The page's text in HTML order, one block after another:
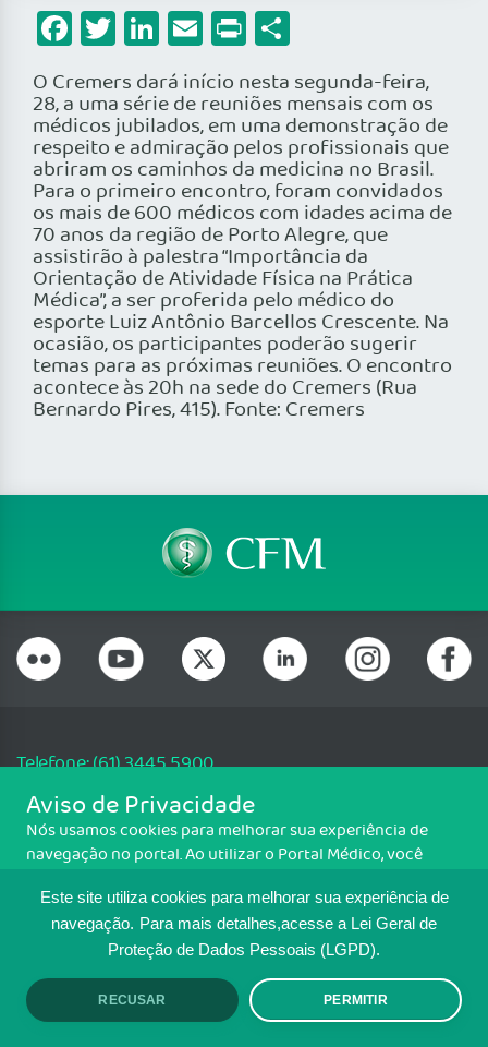
Este site utiliza cookies para melhorar sua experiência de
navegação. Para mais detalhes,acesse a Lei Geral de
Proteção de Dados Pessoais (LGPD).
RECUSAR PERMITIR
Facebook
Twitter
LinkedIn
Email
Print
O Cremers dará início nesta segunda-feira,
28, a uma série de reuniões mensais com os
médicos jubilados, em uma demonstração de
respeito e admiração pelos profissionais que
abriram os caminhos da medicina no Brasil.
Para o primeiro encontro, foram convidados
os mais de 600 médicos com idades acima de
70 anos da região de Porto Alegre, que
assistirão à palestra “Importância da
Orientação de Atividade Física na Prática
Médica”, a ser proferida pelo médico do
esporte Luiz Antônio Barcellos Crescente. Na
ocasião, os participantes poderão sugerir
temas para as próximas reuniões. O encontro
acontece às 20h na sede do Cremers (Rua
Bernardo Pires, 415). Fonte: Cremers
Telefone: (61) 3445 5900
Email: cfm@portalmedico.org.br
SGAS 616, Conjunto D, Lote 115, L2 Sul, Brasília/DF - CEP: 70200-760 -
CNPJ: 33.583.550/0001-30
MAPA DO SITE
TRANSPARÊNCIA E PRESTAÇÃO DE
CONTAS
Aviso de Privacidade
Nós usamos cookies para melhorar sua experiência de
navegação no portal. Ao utilizar o Portal Médico, você
Para ter mais informações sobre como isso é feito, acesse
Política de cookies. Se você concorda, clique em ACEITO.
ACEITO